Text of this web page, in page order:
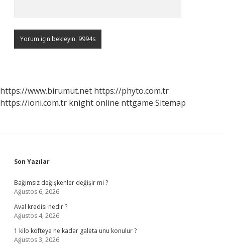
https://www.birumut.net https://phyto.com.tr
https://ioni.com.tr knight online nttgame Sitemap
Sidebar
Son Yazılar
Bağımsız değişkenler değişir mi ?
Ağustos 6, 2026
Aval kredisi nedir ?
Ağustos 4, 2026
1 kilo köfteye ne kadar galeta unu konulur ?
Ağustos 3, 2026